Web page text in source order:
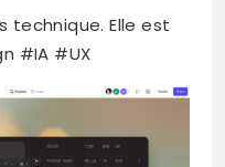
technique. Elle est
#IA #UX